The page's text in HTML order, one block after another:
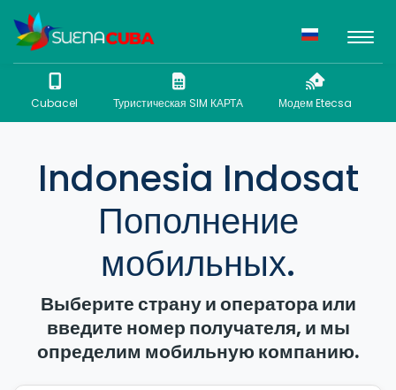
Cubacel Туристическая SIM КАРТА Модем Etecsa
Indonesia Indosat
Пополнение
мобильных.
Выберите страну и оператора или
введите номер получателя, и мы
определим мобильную компанию.